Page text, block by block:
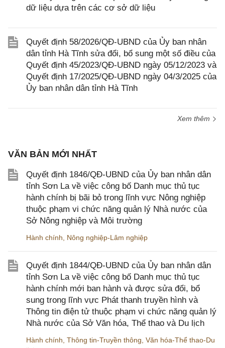
dữ liệu dựa trên các cơ sở dữ liệu
Quyết định 58/2026/QĐ-UBND của Ủy ban nhân
dân tỉnh Hà Tĩnh sửa đổi, bổ sung một số điều của
Quyết định 45/2023/QĐ-UBND ngày 05/12/2023 và
Quyết định 17/2025/QĐ-UBND ngày 04/3/2025 của
Ủy ban nhân dân tỉnh Hà Tĩnh
Xem thêm
VĂN BẢN MỚI NHẤT
Quyết định 1846/QĐ-UBND của Ủy ban nhân dân
tỉnh Sơn La về việc công bố Danh mục thủ tục
hành chính bị bãi bỏ trong lĩnh vực Nông nghiệp
thuộc phạm vi chức năng quản lý Nhà nước của
Sở Nông nghiệp và Môi trường
Hành chính Nông nghiệp-Lâm nghiệp
Quyết định 1844/QĐ-UBND của Ủy ban nhân dân
tỉnh Sơn La về việc công bố Danh mục thủ tục
hành chính mới ban hành và được sửa đổi, bổ
sung trong lĩnh vực Phát thanh truyền hình và
Thông tin điện tử thuộc phạm vi chức năng quản lý
Nhà nước của Sở Văn hóa, Thể thao và Du lịch
Hành chính Thông tin-Truyền thông Văn hóa-Thể thao-Du